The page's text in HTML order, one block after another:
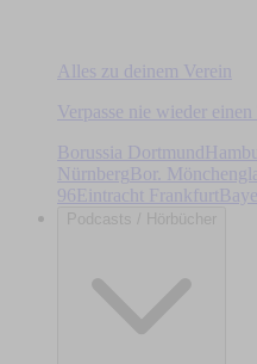
Alles zu deinem Verein
Verpasse nie wieder
Borussia Dortmund
Nürnberg Bor.
96Eintracht Frankfurt
Podcasts / Hörbücher